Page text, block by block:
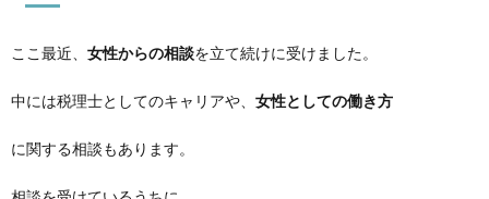
ここ最近、 女性からの相談を立て続けに受けました。
中には税理士としてのキャリアや、 女性としての働き方
に関する相談もあります。